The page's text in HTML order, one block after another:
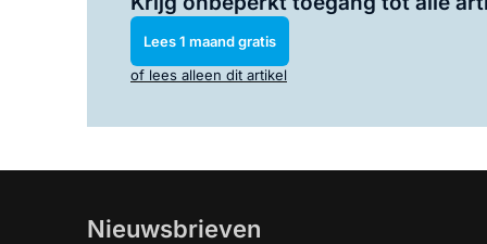
Lees 1 maand gratis
of lees alleen dit artikel
Nieuwsbrieven